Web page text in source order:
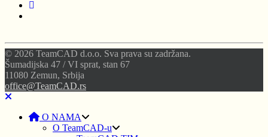
© 2026 TeamCAD d.o.o. Sva prava su zadržana.
Šumadijska 47 / VI sprat, stan 67
11080 Zemun, Srbija
office@TeamCAD.rs
O NAMA
O TeamCAD-u